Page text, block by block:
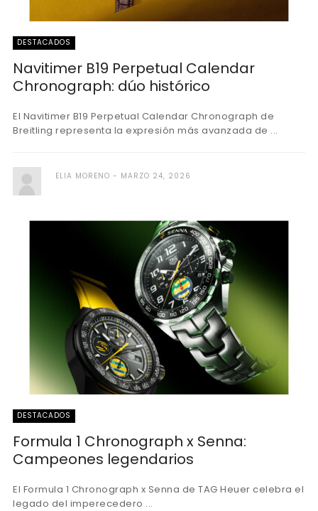
DESTACADOS
Navitimer B19 Perpetual Calendar
Chronograph: dúo histórico
El Navitimer B19 Perpetual Calendar Chronograph de
Breitling representa la expresión más avanzada de ...
ELIA MORENO MARZO 24, 2026
DESTACADOS
Formula 1 Chronograph x Senna:
Campeones legendarios
El Formula 1 Chronograph x Senna de TAG Heuer celebra el
legado del imperecedero ...